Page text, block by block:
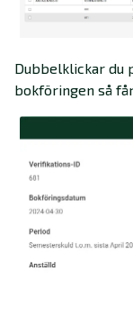
Dubbelklickar du
bokföringen så